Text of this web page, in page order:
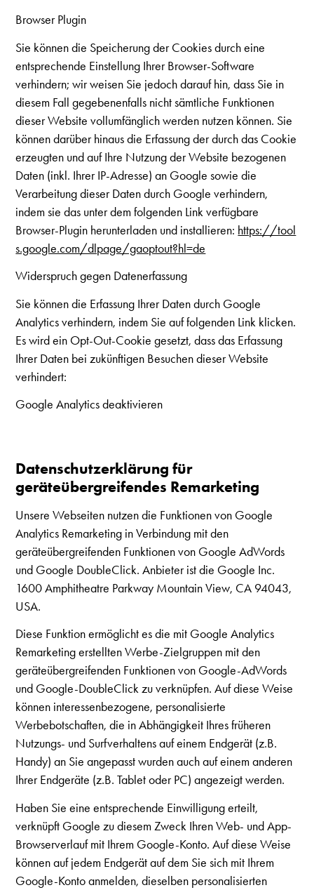
Browser Plugin
Sie können die Speicherung der Cookies durch eine
entsprechende Einstellung Ihrer Browser-Software
verhindern; wir weisen Sie jedoch darauf hin, dass Sie in
diesem Fall gegebenenfalls nicht sämtliche Funktionen
dieser Website vollumfänglich werden nutzen können. Sie
können darüber hinaus die Erfassung der durch das Cookie
erzeugten und auf Ihre Nutzung der Website bezogenen
Daten (inkl. Ihrer IP-Adresse) an Google sowie die
Verarbeitung dieser Daten durch Google verhindern,
indem sie das unter dem folgenden Link verfügbare
Browser-Plugin herunterladen und installieren: https://tool
s.google.com/dlpage/gaoptout?hl=de
Widerspruch gegen Datenerfassung
Sie können die Erfassung Ihrer Daten durch Google
Analytics verhindern, indem Sie auf folgenden Link klicken.
Es wird ein Opt-Out-Cookie gesetzt, dass das Erfassung
Ihrer Daten bei zukünftigen Besuchen dieser Website
verhindert:
Google Analytics deaktivieren
Datenschutzerklärung für
geräteübergreifendes Remarketing
Unsere Webseiten nutzen die Funktionen von Google
Analytics Remarketing in Verbindung mit den
geräteübergreifenden Funktionen von Google AdWords
und Google DoubleClick. Anbieter ist die Google Inc.
1600 Amphitheatre Parkway Mountain View, CA 94043,
USA.
Diese Funktion ermöglicht es die mit Google Analytics
Remarketing erstellten Werbe-Zielgruppen mit den
geräteübergreifenden Funktionen von Google-AdWords
und Google-DoubleClick zu verknüpfen. Auf diese Weise
können interessenbezogene, personalisierte
Werbebotschaften, die in Abhängigkeit Ihres früheren
Nutzungs- und Surfverhaltens auf einem Endgerät (z.B.
Handy) an Sie angepasst wurden auch auf einem anderen
Ihrer Endgeräte (z.B. Tablet oder PC) angezeigt werden.
Haben Sie eine entsprechende Einwilligung erteilt,
verknüpft Google zu diesem Zweck Ihren Web- und App-
Browserverlauf mit Ihrem Google-Konto. Auf diese Weise
können auf jedem Endgerät auf dem Sie sich mit Ihrem
Google-Konto anmelden, dieselben personalisierten